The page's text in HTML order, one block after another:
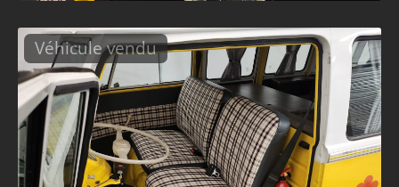
Véhicule vendu